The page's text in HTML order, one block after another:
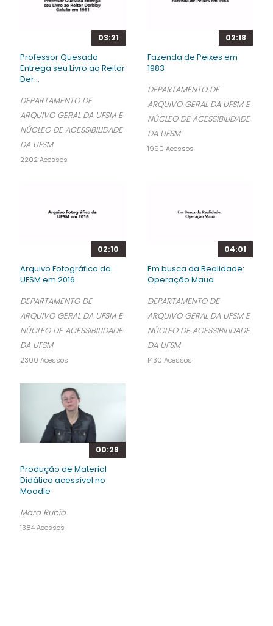
03:21
Professor Quesada
Entrega seu Livro ao Reitor
Der...
DEPARTAMENTO DE
ARQUIVO GERAL DA UFSM E
NÚCLEO DE ACESSIBILIDADE
DA UFSM
2202 Acessos
02:18
Fazenda de Peixes em
1983
DEPARTAMENTO DE
ARQUIVO GERAL DA UFSM E
NÚCLEO DE ACESSIBILIDADE
DA UFSM
1990 Acessos
02:10
Arquivo Fotográfico da
UFSM em 2016
DEPARTAMENTO DE
ARQUIVO GERAL DA UFSM E
NÚCLEO DE ACESSIBILIDADE
DA UFSM
2300 Acessos
04:01
Em busca da Realidade:
Operação Maua
DEPARTAMENTO DE
ARQUIVO GERAL DA UFSM E
NÚCLEO DE ACESSIBILIDADE
DA UFSM
1430 Acessos
00:29
Produção de Material
Didático acessível no
Moodle
Mara Rubia
1384 Acessos